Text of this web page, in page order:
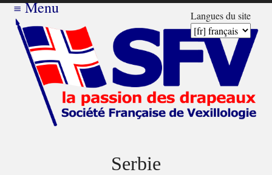
Langues du site
≡Menu
Serbie